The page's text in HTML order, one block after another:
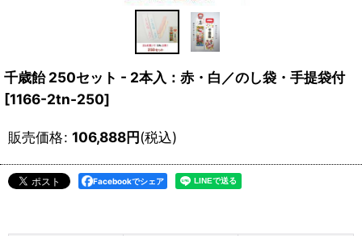
千歳飴 250セット - 2本入：赤・白／のし袋・手提袋付
[1166-2tn-250]
販売価格: 106,888円(税込)
Facebookでシェア